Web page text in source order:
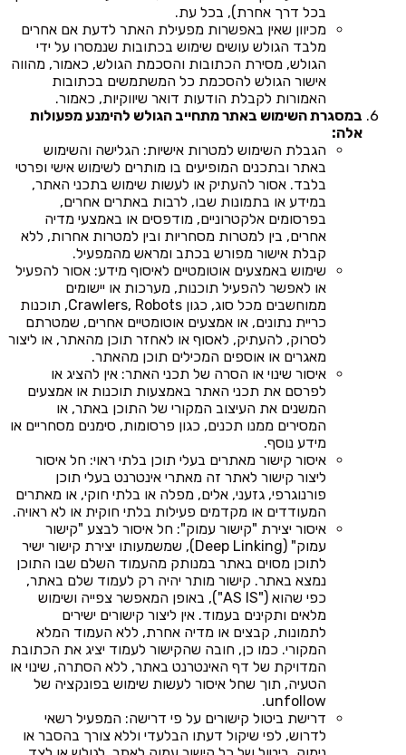
בכל דרך אחרת), בכל עת.
מכיוון שאין באפשרות מפעילת האתר לדעת אם אחרים
מלבד הגולש עושים שימוש בכתובות שנמסרו על ידי
הגולש, מסירת הכתובות והסכמת הגולש, כאמור, מהווה
אישור הגולש להסכמת כל המשתמשים בכתובות
האמורות לקבלת הודעות דואר שיווקיות, כאמור.
במסגרת השימוש באתר מתחייב הגולש להימנע מפעולות
אלה:
הגבלת השימוש למטרות אישיות: הגלישה והשימוש
באתר ובתכנים המופיעים בו מותרים לשימוש אישי ופרטי
בלבד. אסור להעתיק או לעשות שימוש בתכני האתר,
במידע או בתמונות שבו, לרבות באתרים אחרים,
בפרסומים אלקטרוניים, מודפסים או באמצעי מדיה
אחרים, בין למטרות מסחריות ובין למטרות אחרות, ללא
קבלת אישור מפורש בכתב ומראש מהמפעיל.
שימוש באמצעים אוטומטיים לאיסוף מידע: אסור להפעיל
או לאפשר להפעיל תוכנות, מערכות או יישומים
ממוחשבים מכל סוג, כגון Crawlers, Robots, תוכנות
כריית נתונים, או אמצעים אוטומטיים אחרים, שמטרתם
לסרוק, להעתיק, לאסוף או לאחזר תוכן מהאתר, או ליצור
מאגרים או אוספים המכילים תוכן מהאתר.
איסור שינוי או הסרה של תכני האתר: אין להציג או
לפרסם את תכני האתר באמצעות תוכנות או אמצעים
המשנים את העיצוב המקורי של התוכן באתר, או
המסירים ממנו תכנים, כגון פרסומות, סימנים מסחריים או
מידע נוסף.
איסור קישור מאתרים בעלי תוכן בלתי ראוי: חל איסור
ליצור קישור לאתר זה מאתרי אינטרנט בעלי תוכן
פורנוגרפי, גזעני, אלים, מפלה או בלתי חוקי, או מאתרים
המעודדים או מקדמים פעילות בלתי חוקית או לא ראויה.
איסור יצירת "קישור עמוק": חל איסור לבצע "קישור
עמוק" (Deep Linking), שמשמעותו יצירת קישור ישיר
לתוכן מסוים באתר במנותק מהעמוד השלם שבו התוכן
נמצא באתר. קישור מותר יהיה רק לעמוד שלם באתר,
כפי שהוא ("AS IS"), באופן המאפשר צפייה ושימוש
מלאים ותקינים בעמוד. אין ליצור קישורים ישירים
לתמונות, קבצים או מדיה אחרת, ללא העמוד המלא
המקורי. כמו כן, חובה שהקישור לעמוד יציג את הכתובת
המדויקת של דף האינטרנט באתר, ללא הסתרה, שינוי או
הטעיה, תוך שחל איסור לעשות שימוש בפונקציה של
unfollow.
דרישת ביטול קישורים על פי דרישה: המפעיל רשאי
לדרוש, לפי שיקול דעתו הבלעדי וללא צורך בהסבר או